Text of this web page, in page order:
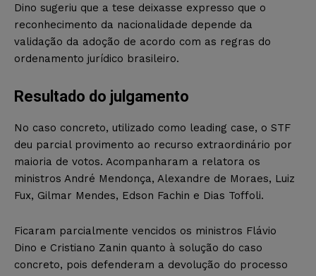
Dino sugeriu que a tese deixasse expresso que o
reconhecimento da nacionalidade depende da
validação da adoção de acordo com as regras do
ordenamento jurídico brasileiro.
Resultado do julgamento
No caso concreto, utilizado como leading case, o STF
deu parcial provimento ao recurso extraordinário por
maioria de votos. Acompanharam a relatora os
ministros André Mendonça, Alexandre de Moraes, Luiz
Fux, Gilmar Mendes, Edson Fachin e Dias Toffoli.
Ficaram parcialmente vencidos os ministros Flávio
Dino e Cristiano Zanin quanto à solução do caso
concreto, pois defenderam a devolução do processo